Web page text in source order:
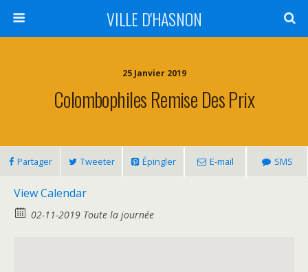
VILLE D'HASNON
25 Janvier 2019
Colombophiles Remise Des Prix
Partager Tweeter Épingler E-mail SMS
View Calendar
02-11-2019 Toute la journée